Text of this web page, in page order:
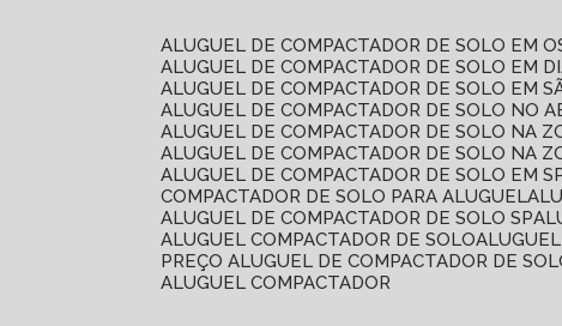
ALUGUEL DE COMPACTADOR DE SOLO EM
ALUGUEL DE COMPACTADOR DE SOLO EM
ALUGUEL DE COMPACTADOR DE SOLO EM
ALUGUEL DE COMPACTADOR DE SOLO NO
ALUGUEL DE COMPACTADOR DE SOLO NA
ALUGUEL DE COMPACTADOR DE SOLO NA
ALUGUEL DE COMPACTADOR DE SOLO EM
COMPACTADOR DE SOLO PARA ALUGUEL
ALUGUEL DE COMPACTADOR DE SOLO SP
ALUGUEL COMPACTADOR DE SOLO
PREÇO ALUGUEL DE COMPACTADOR DE
ALUGUEL COMPACTADOR